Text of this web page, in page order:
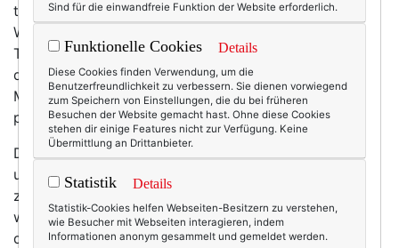
tolles Netzwerktreffen in Bad Honnef, vergangenes
Wochenende Hamburg, wo ich einen Workshop zum
Thema Bessere Blogtextehielt. Am Sonntagmorgen
dann mit der ersten Maschine schnell zurück nach
München und am selben Tag mit der Familie für ein
paar Tage nach Berlin. Puuuuh.
Das ist einerseits toll, weil ich gerne unterwegs bin :-)
und zumeist sehr inspiriert und glücklich nach Hause
zurückkehre. Andererseits ist es auch anstrengend,
weil daheim immer ein Berg Unerledigtes wartet, was
der ganzen Inspiration, den Endorphinen und der
Sind für die einwandfreie Funktion der Website erforderlich.
Funktionelle Cookies Details
Diese Cookies finden Verwendung, um die
Benutzerfreundlichkeit zu verbessern. Sie dienen vorwiegend
zum Speichern von Einstellungen, die du bei früheren
Besuchen der Website gemacht hast. Ohne diese Cookies
stehen dir einige Features nicht zur Verfügung. Keine
Übermittlung an Drittanbieter.
Statistik Details
Statistik-Cookies helfen Webseiten-Besitzern zu verstehen,
wie Besucher mit Webseiten interagieren, indem
Informationen anonym gesammelt und gemeldet werden.